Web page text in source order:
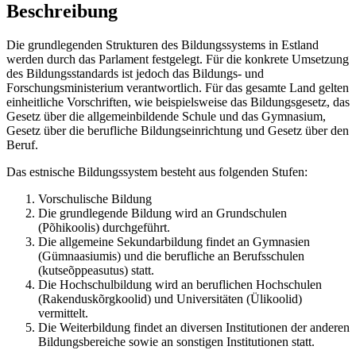
Beschreibung
Die grundlegenden Strukturen des Bildungssystems in Estland
werden durch das Parlament festgelegt. Für die konkrete Umsetzung
des Bildungsstandards ist jedoch das Bildungs- und
Forschungsministerium verantwortlich. Für das gesamte Land gelten
einheitliche Vorschriften, wie beispielsweise das Bildungsgesetz, das
Gesetz über die allgemeinbildende Schule und das Gymnasium,
Gesetz über die berufliche Bildungseinrichtung und Gesetz über den
Beruf.
Das estnische Bildungssystem besteht aus folgenden Stufen:
Vorschulische Bildung
Die grundlegende Bildung wird an Grundschulen
(Põhikoolis) durchgeführt.
Die allgemeine Sekundarbildung findet an Gymnasien
(Gümnaasiumis) und die berufliche an Berufsschulen
(kutseõppeasutus) statt.
Die Hochschulbildung wird an beruflichen Hochschulen
(Rakenduskõrgkoolid) und Universitäten (Ülikoolid)
vermittelt.
Die Weiterbildung findet an diversen Institutionen der anderen
Bildungsbereiche sowie an sonstigen Institutionen statt.